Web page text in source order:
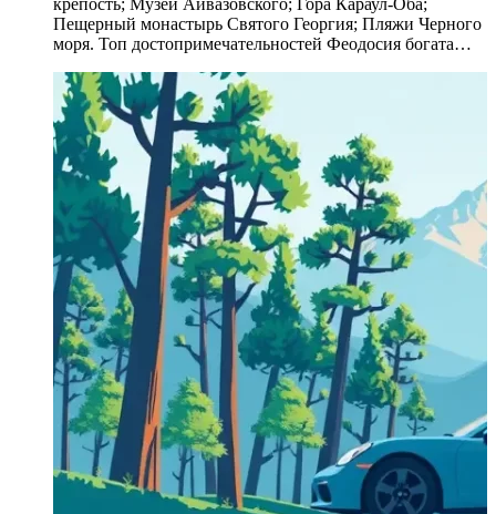
Пещерный монастырь Святого Георгия; Пляжи Черного
моря. Топ достопримечательностей Феодосия богата…